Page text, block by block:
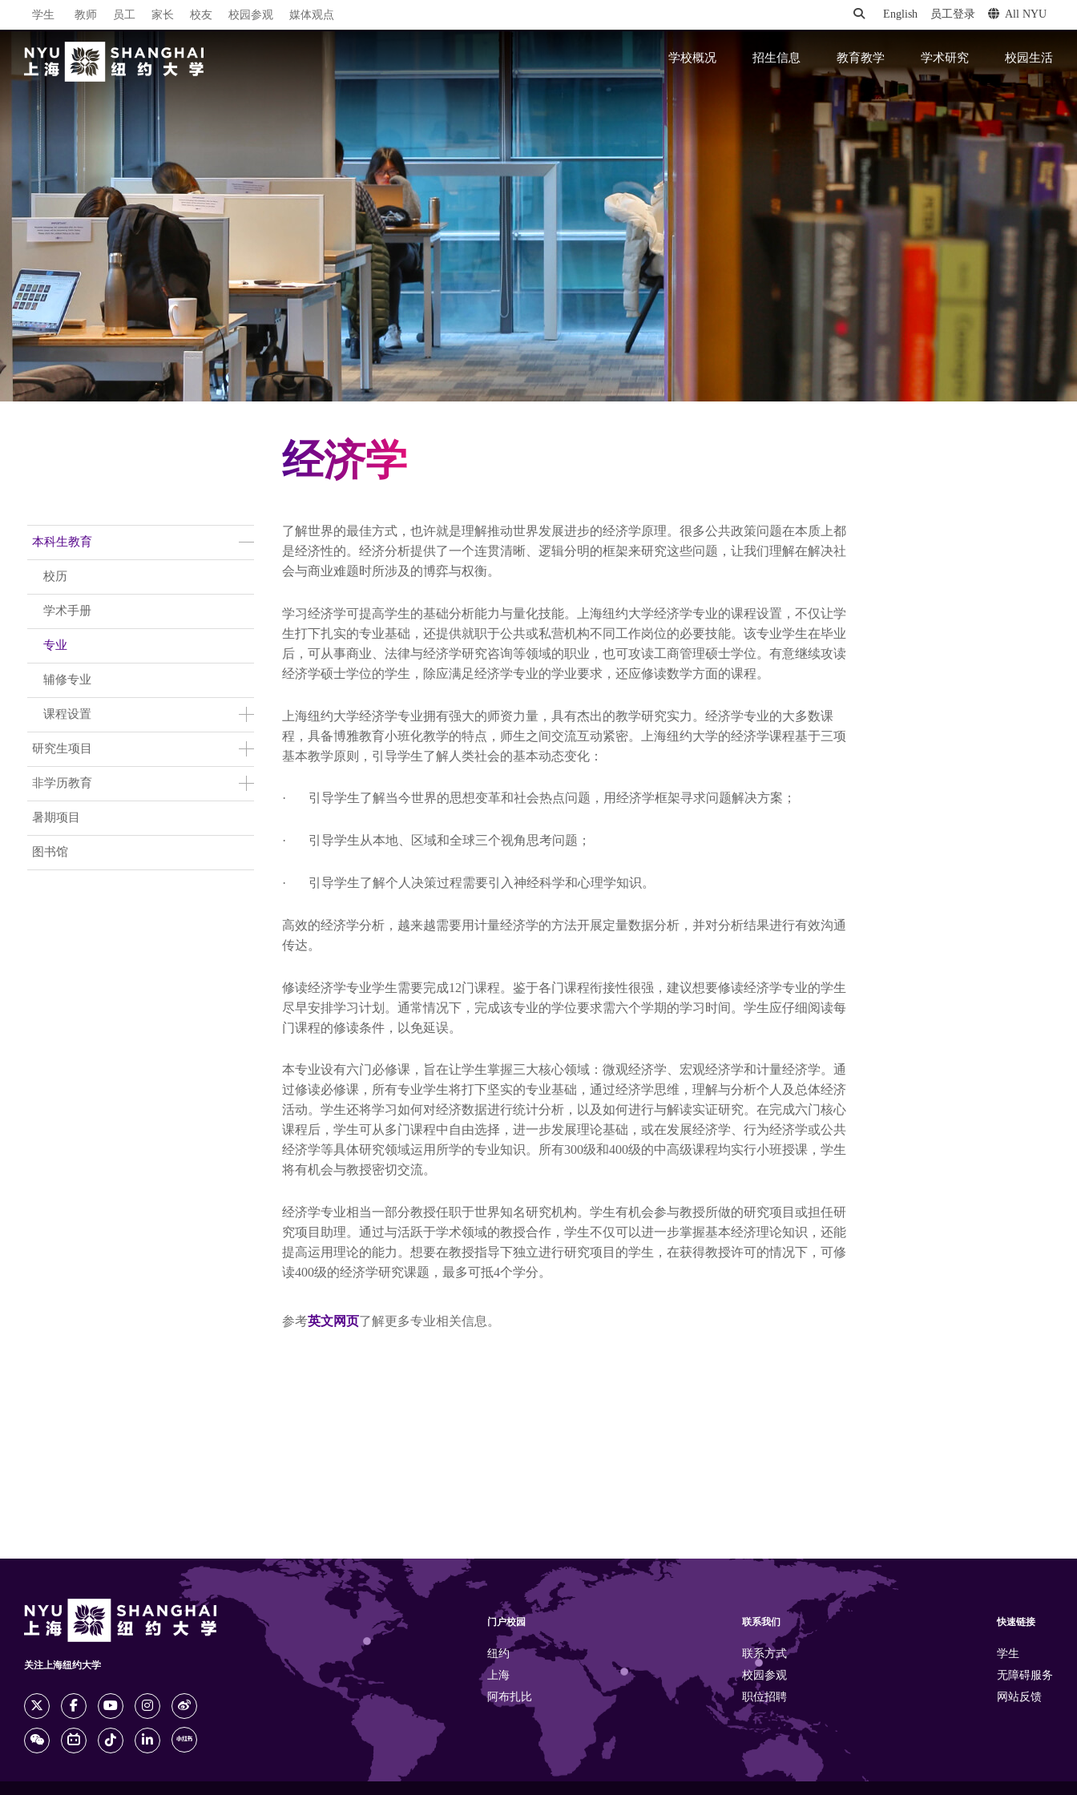
学生 教师 员工 家长 校友 校园参观 媒体观点 English 员工登录 All NYU
学校概况 招生信息 教育教学 学术研究 校园生活
Main Menu CN
本科生教育
校历
学术手册
专业
辅修专业
课程设置
研究生项目
非学历教育
暑期项目
图书馆
经济学
了解世界的最佳方式，也许就是理解推动世界发展进步的经济学原理。很多公共政策问题在本质上都
是经济性的。经济分析提供了一个连贯清晰、逻辑分明的框架来研究这些问题，让我们理解在解决社
会与商业难题时所涉及的博弈与权衡。
学习经济学可提高学生的基础分析能力与量化技能。上海纽约大学经济学专业的课程设置，不仅让学
生打下扎实的专业基础，还提供就职于公共或私营机构不同工作岗位的必要技能。该专业学生在毕业
后，可从事商业、法律与经济学研究咨询等领域的职业，也可攻读工商管理硕士学位。有意继续攻读
经济学硕士学位的学生，除应满足经济学专业的学业要求，还应修读数学方面的课程。
上海纽约大学经济学专业拥有强大的师资力量，具有杰出的教学研究实力。经济学专业的大多数课
程，具备博雅教育小班化教学的特点，师生之间交流互动紧密。上海纽约大学的经济学课程基于三项
基本教学原则，引导学生了解人类社会的基本动态变化：
· 引导学生了解当今世界的思想变革和社会热点问题，用经济学框架寻求问题解决方案；
· 引导学生从本地、区域和全球三个视角思考问题；
· 引导学生了解个人决策过程需要引入神经科学和心理学知识。
高效的经济学分析，越来越需要用计量经济学的方法开展定量数据分析，并对分析结果进行有效沟通
传达。
修读经济学专业学生需要完成12门课程。鉴于各门课程衔接性很强，建议想要修读经济学专业的学生
尽早安排学习计划。通常情况下，完成该专业的学位要求需六个学期的学习时间。学生应仔细阅读每
门课程的修读条件，以免延误。
本专业设有六门必修课，旨在让学生掌握三大核心领域：微观经济学、宏观经济学和计量经济学。通
过修读必修课，所有专业学生将打下坚实的专业基础，通过经济学思维，理解与分析个人及总体经济
活动。学生还将学习如何对经济数据进行统计分析，以及如何进行与解读实证研究。在完成六门核心
课程后，学生可从多门课程中自由选择，进一步发展理论基础，或在发展经济学、行为经济学或公共
经济学等具体研究领域运用所学的专业知识。所有300级和400级的中高级课程均实行小班授课，学生
将有机会与教授密切交流。
经济学专业相当一部分教授任职于世界知名研究机构。学生有机会参与教授所做的研究项目或担任研
究项目助理。通过与活跃于学术领域的教授合作，学生不仅可以进一步掌握基本经济理论知识，还能
提高运用理论的能力。想要在教授指导下独立进行研究项目的学生，在获得教授许可的情况下，可修
读400级的经济学研究课题，最多可抵4个学分。
参考英文网页了解更多专业相关信息。
门户校园
纽约
上海
阿布扎比
联系我们
联系方式
校园参观
职位招聘
快速链接
学生
无障碍服务
网站反馈
关注上海纽约大学